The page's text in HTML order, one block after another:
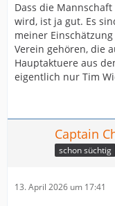
Dass die
wird, ist ja gut. Es
meiner
Verein gehören, die
Hauptaktuere aus
eigentlich nur Tim
Captain
schon süchtig
13. April 2026 um 17:41